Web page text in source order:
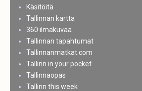
Käsitöitä
Tallinnan kartta
360 ilmakuvaa
Tallinnan tapahtumat
Tallinnanmatkat.com
Tallinn in your pocket
Tallinnaopas
Tallinn this week